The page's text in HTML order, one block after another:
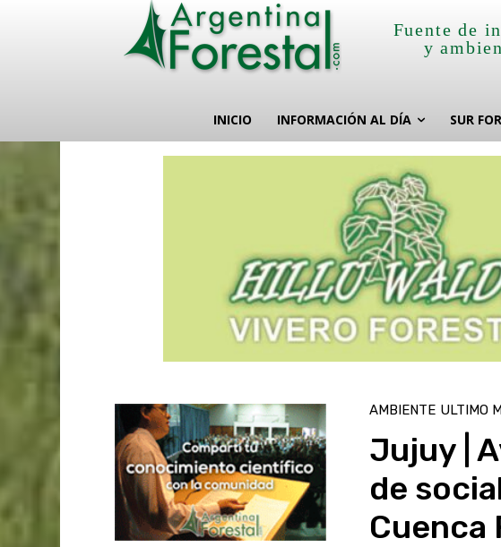
Fuente de
y
INICIO INFORMACIÓN AL DÍA SUR
AMBIENTE ULTIMO
Jujuy |
de
Cuenca